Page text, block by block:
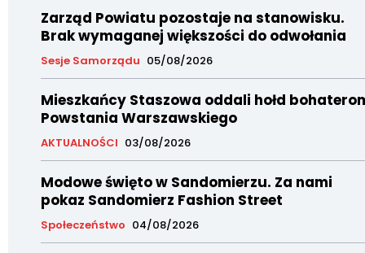
Zarząd Powiatu pozostaje na stanowisku.
Brak wymaganej większości do odwołania
Sesje Samorządu 05/08/2026
Mieszkańcy Staszowa oddali hołd
Powstania Warszawskiego
AKTUALNOŚCI 03/08/2026
Modowe święto w Sandomierzu. Za nami
pokaz Sandomierz Fashion Street
Społeczeństwo 04/08/2026